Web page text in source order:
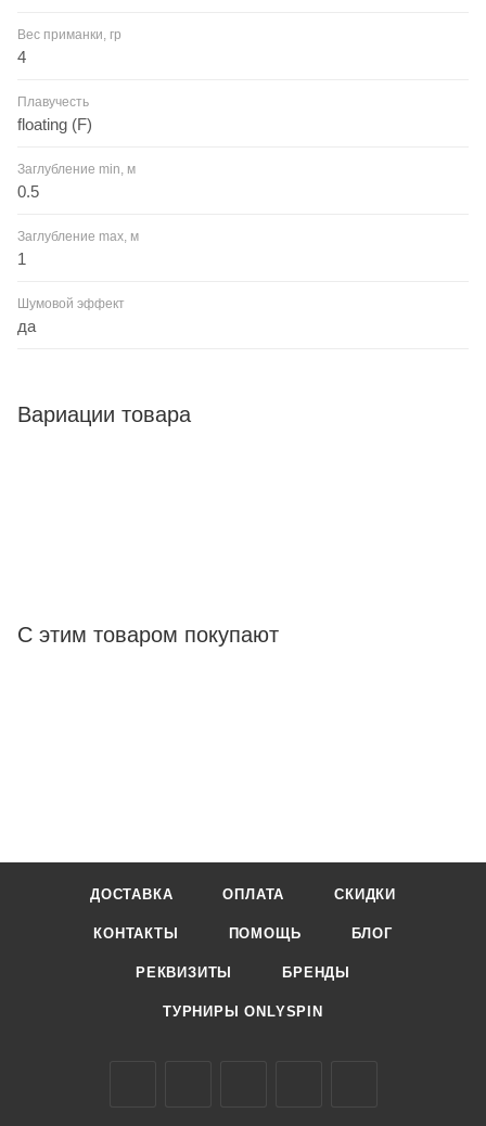
Вес приманки, гр
4
Плавучесть
floating (F)
Заглубление min, м
0.5
Заглубление max, м
1
Шумовой эффект
да
Вариации товара
С этим товаром покупают
ДОСТАВКА ОПЛАТА СКИДКИ
КОНТАКТЫ ПОМОЩЬ БЛОГ
РЕКВИЗИТЫ БРЕНДЫ
ТУРНИРЫ ONLYSPIN